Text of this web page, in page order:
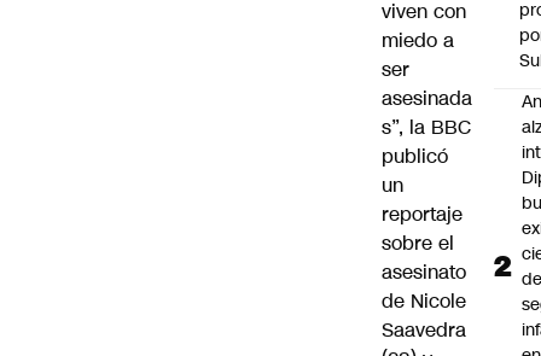
viven con
miedo a
ser
asesinada
s”, la BBC
publicó
un
reportaje
sobre el
asesinato
de Nicole
Saavedra
de